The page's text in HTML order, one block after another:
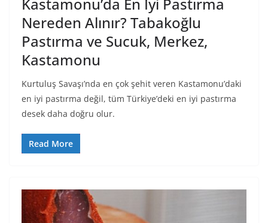
Kastamonu’da En İyi Pastırma
Nereden Alınır? Tabakoğlu
Pastırma ve Sucuk, Merkez,
Kastamonu
Kurtuluş Savaşı’nda en çok şehit veren Kastamonu’daki
en iyi pastırma değil, tüm Türkiye’deki en iyi pastırma
desek daha doğru olur.
Read More